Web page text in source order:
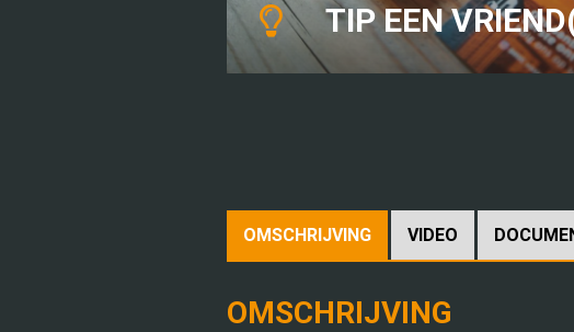
TIP EEN
OMSCHRIJVING VIDEO
OMSCHRIJVING